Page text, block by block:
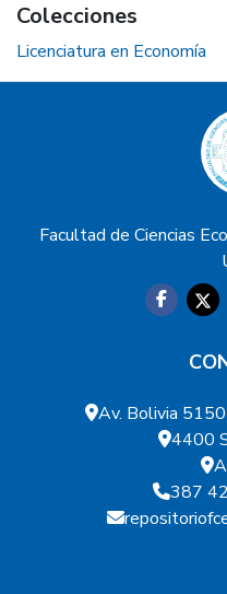
Colecciones
Licenciatura en Economía
Facultad de Ciencias
Av. Bolivia
4400
387